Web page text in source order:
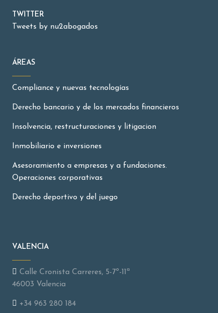
TWITTER
Tweets by nu2abogados
ÁREAS
Compliance y nuevas tecnologías
Derecho bancario y de los mercados financieros
Insolvencia, restructuraciones y litigacion
Inmobiliario e inversiones
Asesoramiento a empresas y a fundaciones.
Operaciones corporativas
Derecho deportivo y del juego
VALENCIA
Calle Cronista Carreres, 5-7º-11ª
46003 Valencia
+34 963 280 184